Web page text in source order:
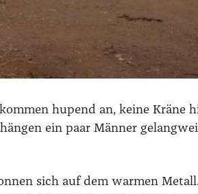
hupend an, kei­ne Krä­ne
ein paar Män­ner
sich auf dem war­men